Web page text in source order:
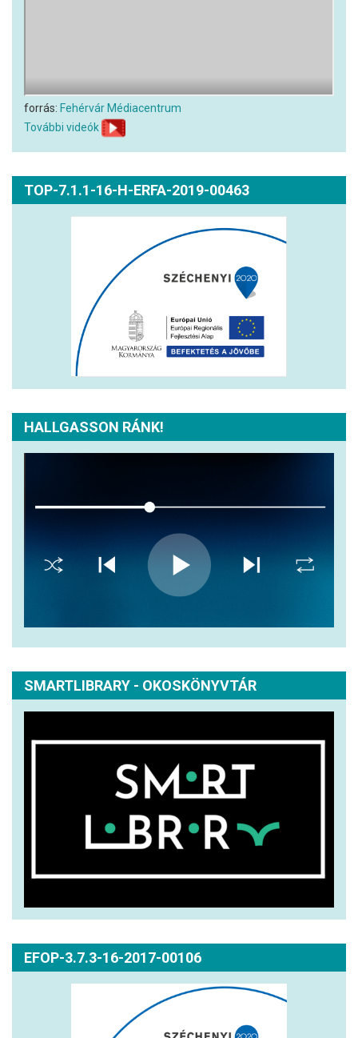
forrás: Fehérvár Médiacentrum
További videók
TOP-7.1.1-16-H-ERFA-2019-00463
HALLGASSON RÁNK!
SMARTLIBRARY - OKOSKÖNYVTÁR
EFOP-3.7.3-16-2017-00106